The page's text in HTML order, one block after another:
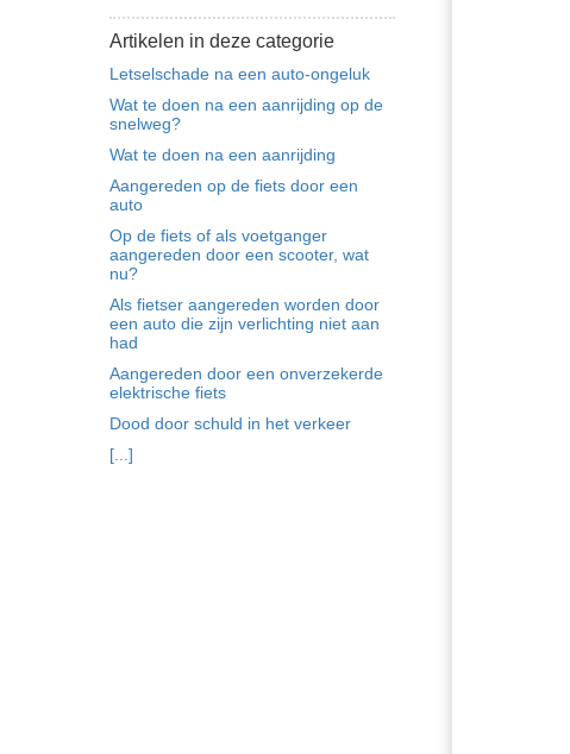
Artikelen in deze categorie
Letselschade na een auto-ongeluk
Wat te doen na een aanrijding op de
snelweg?
Wat te doen na een aanrijding
Aangereden op de fiets door een
auto
Op de fiets of als voetganger
aangereden door een scooter, wat
nu?
Als fietser aangereden worden door
een auto die zijn verlichting niet aan
had
Aangereden door een onverzekerde
elektrische fiets
Dood door schuld in het verkeer
[...]